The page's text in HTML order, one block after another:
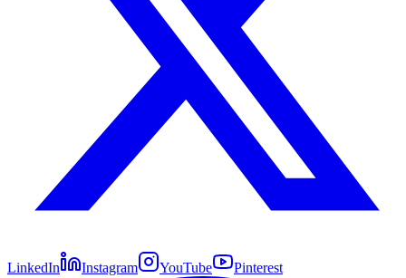
LinkedIn Instagram YouTube Pinterest